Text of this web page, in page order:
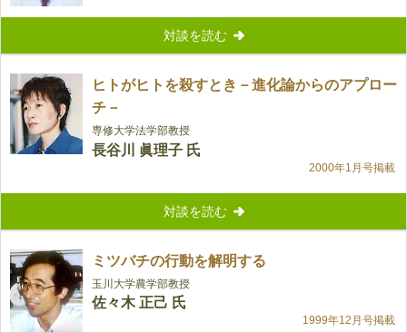
対談を読む
ヒトがヒトを殺すとき－進化論からのアプロー
チ－
専修大学法学部教授
長谷川 眞理子 氏
2000年1月号掲載
対談を読む
ミツバチの行動を解明する
玉川大学農学部教授
佐々木 正己 氏
1999年12月号掲載